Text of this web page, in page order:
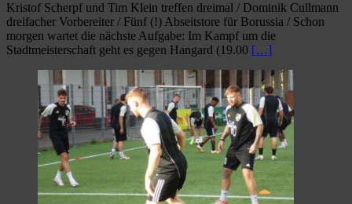
Kristof Scherpf und Tim Klein treffen dreimal / Dominik Cullmann
dreifacher Vorbereiter / Fünf (!) Abseitstore für Borussia / Schon
morgen wartet die nächste Aufgabe: Im Kampf um die
Stadtmeisterschaft geht es gegen Hangard (19.00 […]